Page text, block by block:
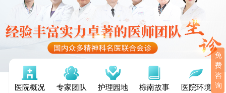
医院概况 专家团队 护理园地 棕南故事 医院环境
免
费
咨
询